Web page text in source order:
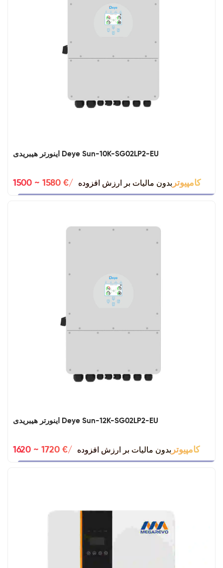
اینورتر هیبریدی Deye Sun-10K-SG02LP2-EU
1500 ~ 1580 €/کامپیوتر بدون مالیات بر ارزش افزوده
اینورتر هیبریدی Deye Sun-12K-SG02LP2-EU
1620 ~ 1720 €/کامپیوتر بدون مالیات بر ارزش افزوده